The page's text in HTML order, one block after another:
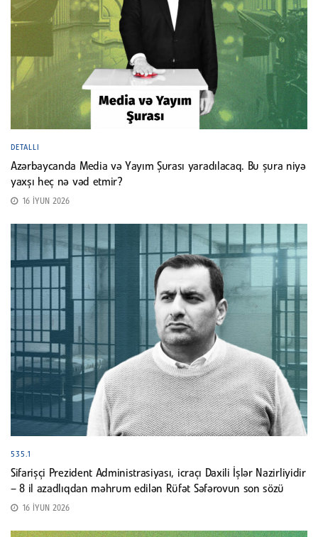
DETALLI
Azərbaycanda Media və Yayım Şurası yaradılacaq. Bu şura niyə
yaxşı heç nə vəd etmir?
16 İYUN 2026
535.1
Sifarişçi Prezident Administrasiyası, icraçı Daxili İşlər Nazirliyidir
– 8 il azadlıqdan məhrum edilən Rüfət Səfərovun son sözü
16 İYUN 2026